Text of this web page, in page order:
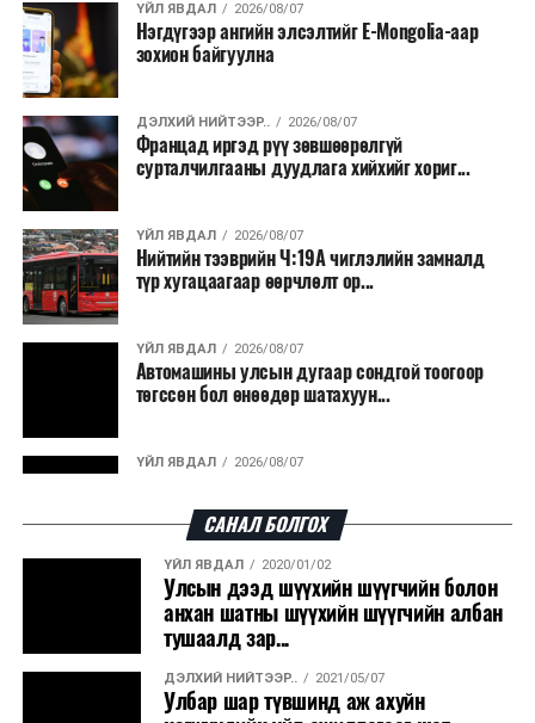
ҮЙЛ ЯВДАЛ 2026/08/07
Нэгдүгээр ангийн элсэлтийг E-Mongolia-аар
зохион байгуулна
ДЭЛХИЙ НИЙТЭЭР.. 2026/08/07
Францад иргэд рүү зөвшөөрөлгүй
сурталчилгааны дуудлага хийхийг хориг...
ҮЙЛ ЯВДАЛ 2026/08/07
Нийтийн тээврийн Ч:19А чиглэлийн замналд
түр хугацаагаар өөрчлөлт ор...
ҮЙЛ ЯВДАЛ 2026/08/07
Автомашины улсын дугаар сондгой тоогоор
төгссөн бол өнөөдөр шатахуун...
ҮЙЛ ЯВДАЛ 2026/08/07
ДЭЛХИЙ НИЙТЭЭР..
“Уралдронзавод” компанийн ерөнхий
захирлын автомашиныг дэлбэлжээ...
ҮЙЛ ЯВДАЛ
Сүхбаатар боомтоор тав хоногт 10 мянга гаруй
САНАЛ БОЛГОХ
ҮЙЛ ЯВДАЛ 2020/01/02
Улсын дээд шүүхийн шүүгчийн болон
анхан шатны шүүхийн шүүгчийн албан
тушаалд зар...
ДЭЛХИЙ НИЙТЭЭР.. 2021/05/07
Улбар шар түвшинд аж ахуйн